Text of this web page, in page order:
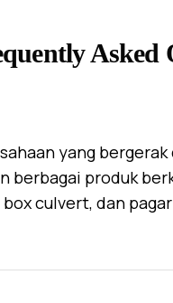
Asked
yang
berbagai produk
culvert, dan